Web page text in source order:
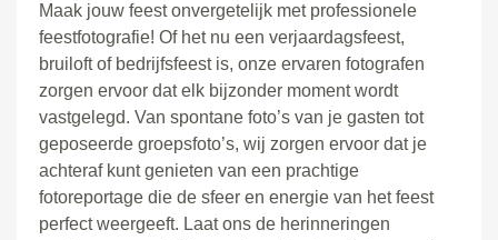
Maak jouw feest onvergetelijk met professionele
feestfotografie! Of het nu een verjaardagsfeest,
bruiloft of bedrijfsfeest is, onze ervaren fotografen
zorgen ervoor dat elk bijzonder moment wordt
vastgelegd. Van spontane foto’s van je gasten tot
geposeerde groepsfoto’s, wij zorgen ervoor dat je
achteraf kunt genieten van een prachtige
fotoreportage die de sfeer en energie van het feest
perfect weergeeft. Laat ons de herinneringen